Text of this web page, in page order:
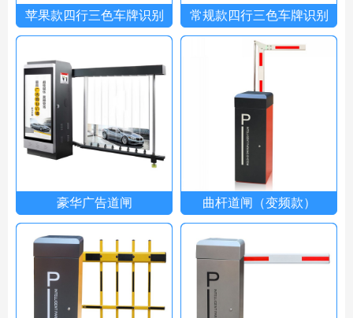
苹果款四行三色车牌识别 常规款四行三色车牌识别
豪华广告道闸 曲杆道闸（变频款）